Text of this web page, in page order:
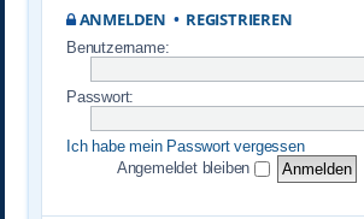
ANMELDEN • REGISTRIEREN
Benutzername:
Passwort:
Ich habe mein Passwort vergessen
Angemeldet bleiben